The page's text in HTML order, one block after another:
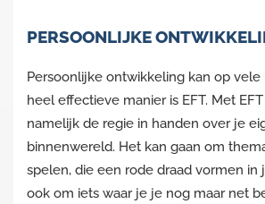
PERSOONLIJKE
Persoonlijke ontwikkeling kan op vele
heel effectieve manier is EFT. Met
namelijk de regie in handen over je
binnenwereld. Het kan gaan om
spelen, die een rode draad vormen in
ook om iets waar je je nog maar net